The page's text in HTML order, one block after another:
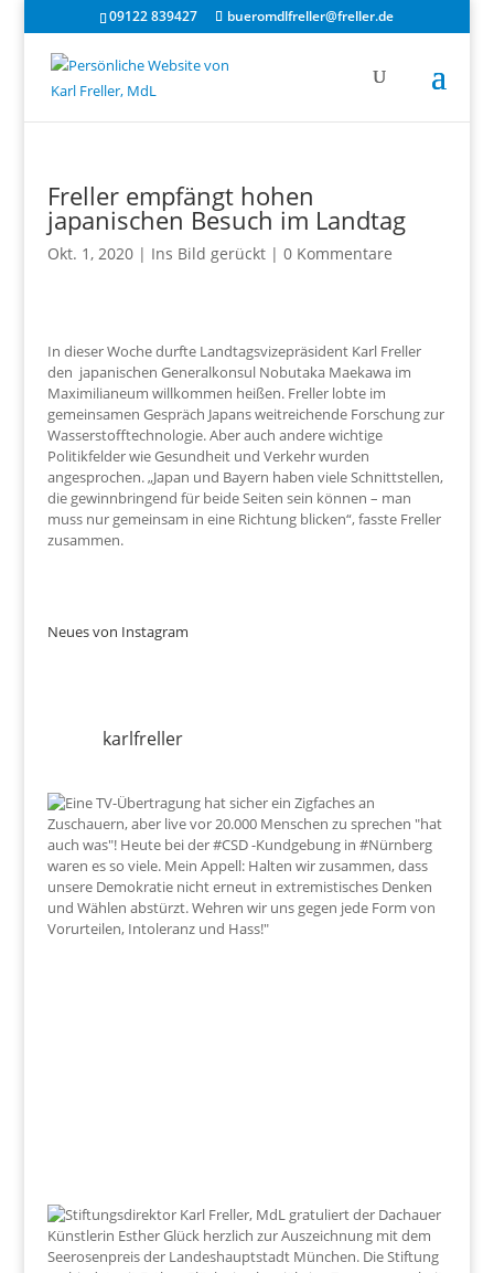
09122 839427 bueromdlfreller@freller.de
Freller empfängt hohen
japanischen Besuch im Landtag
Okt. 1, 2020| Ins Bild gerückt| 0 Kommentare
In dieser Woche durfte Landtagsvizepräsident Karl Freller
den japanischen Generalkonsul Nobutaka Maekawa im
Maximilianeum willkommen heißen. Freller lobte im
gemeinsamen Gespräch Japans weitreichende Forschung zur
Wasserstofftechnologie. Aber auch andere wichtige
Politikfelder wie Gesundheit und Verkehr wurden
angesprochen. „Japan und Bayern haben viele Schnittstellen,
die gewinnbringend für beide Seiten sein können – man
muss nur gemeinsam in eine Richtung blicken“, fasste Freller
zusammen.
Neues von Instagram
karlfreller